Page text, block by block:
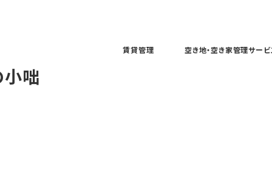
賃貸管理 空き地・空き家管理サービ
小咄